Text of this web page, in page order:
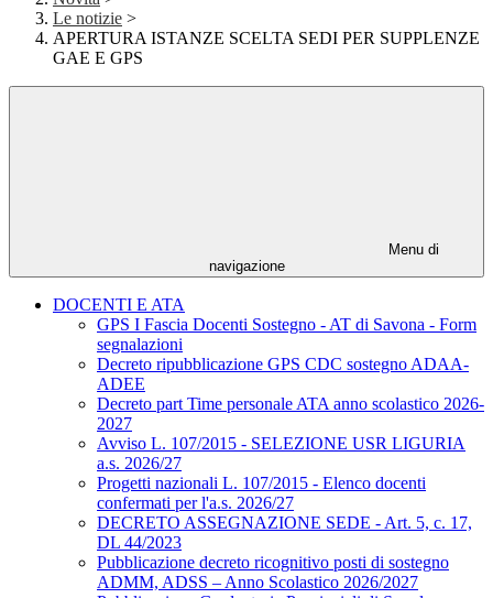
Le notizie >
APERTURA ISTANZE SCELTA SEDI PER SUPPLENZE
GAE E GPS
Menu di
navigazione
DOCENTI E ATA
GPS I Fascia Docenti Sostegno - AT di Savona - Form
segnalazioni
Decreto ripubblicazione GPS CDC sostegno ADAA-
ADEE
Decreto part Time personale ATA anno scolastico 2026-
2027
Avviso L. 107/2015 - SELEZIONE USR LIGURIA
a.s. 2026/27
Progetti nazionali L. 107/2015 - Elenco docenti
confermati per l'a.s. 2026/27
DECRETO ASSEGNAZIONE SEDE - Art. 5, c. 17,
DL 44/2023
Pubblicazione decreto ricognitivo posti di sostegno
ADMM, ADSS – Anno Scolastico 2026/2027